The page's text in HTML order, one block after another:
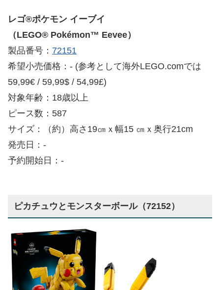
レゴ®ポケモン イーブイ
（LEGO® Pokémon™ Eevee）
製品番号： 72151
希望小売価格：- (参考として海外LEGO.comでは
59,99€ / 59,99$ / 54,99£)
対象年齢：18歳以上
ピース数：587
サイズ：（約）高さ19㎝ｘ幅15 ㎝ｘ奥行21cm
発売日：-
予約開始日：-
ピカチュウとモンスターボール（72152）